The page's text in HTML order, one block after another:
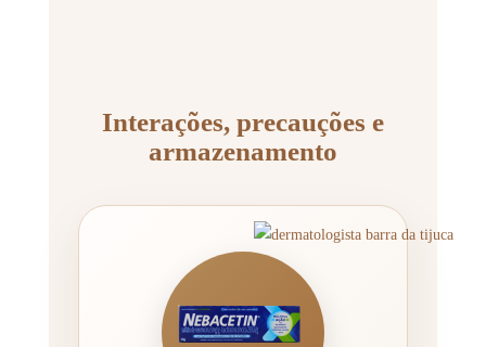
Interações, precauções e
armazenamento